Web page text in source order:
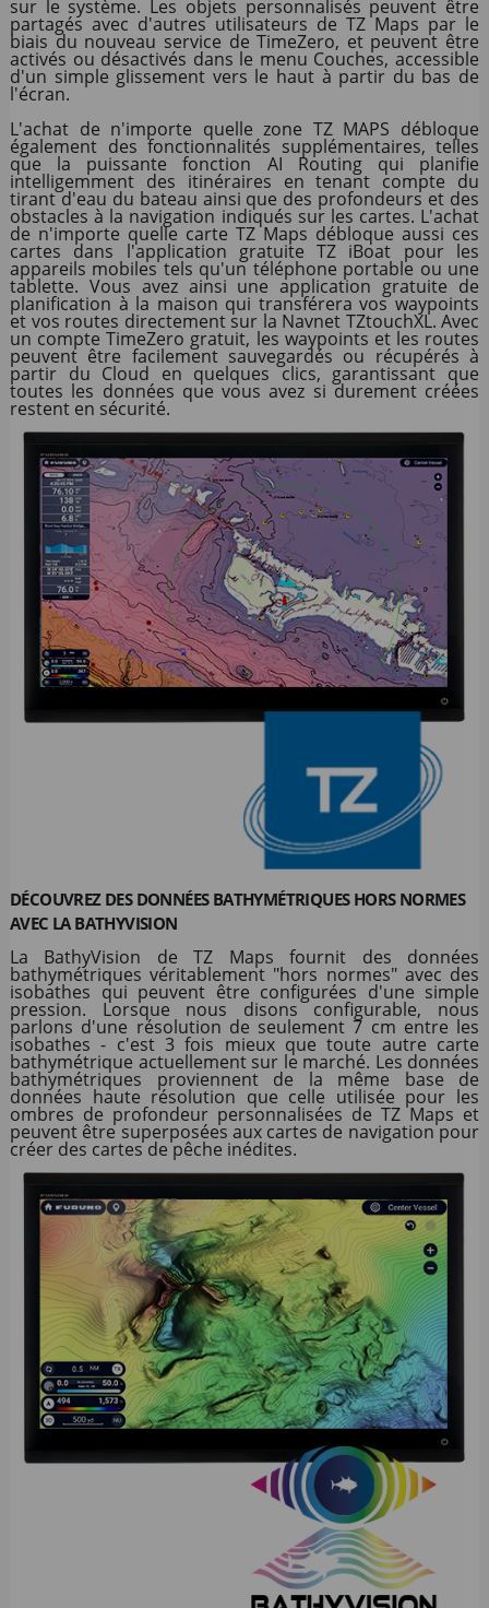
sur le système. Les objets personnalisés peuvent être
partagés avec d'autres utilisateurs de TZ Maps par le
biais du nouveau service de TimeZero, et peuvent être
activés ou désactivés dans le menu Couches, accessible
d'un simple glissement vers le haut à partir du bas de
l'écran.
L'achat de n'importe quelle zone TZ MAPS débloque
également des fonctionnalités supplémentaires, telles
que la puissante fonction AI Routing qui planifie
intelligemment des itinéraires en tenant compte du
tirant d'eau du bateau ainsi que des profondeurs et des
obstacles à la navigation indiqués sur les cartes. L'achat
de n'importe quelle carte TZ Maps débloque aussi ces
cartes dans l'application gratuite TZ iBoat pour les
appareils mobiles tels qu'un téléphone portable ou une
tablette. Vous avez ainsi une application gratuite de
planification à la maison qui transférera vos waypoints
et vos routes directement sur la Navnet TZtouchXL. Avec
un compte TimeZero gratuit, les waypoints et les routes
peuvent être facilement sauvegardés ou récupérés à
partir du Cloud en quelques clics, garantissant que
toutes les données que vous avez si durement créées
restent en sécurité.
DÉCOUVREZ DES DONNÉES BATHYMÉTRIQUES HORS NORMES
AVEC LA BATHYVISION
La BathyVision de TZ Maps fournit des données
bathymétriques véritablement "hors normes" avec des
isobathes qui peuvent être configurées d'une simple
pression. Lorsque nous disons configurable, nous
parlons d'une résolution de seulement 7 cm entre les
isobathes - c'est 3 fois mieux que toute autre carte
bathymétrique actuellement sur le marché. Les données
bathymétriques proviennent de la même base de
données haute résolution que celle utilisée pour les
ombres de profondeur personnalisées de TZ Maps et
peuvent être superposées aux cartes de navigation pour
créer des cartes de pêche inédites.